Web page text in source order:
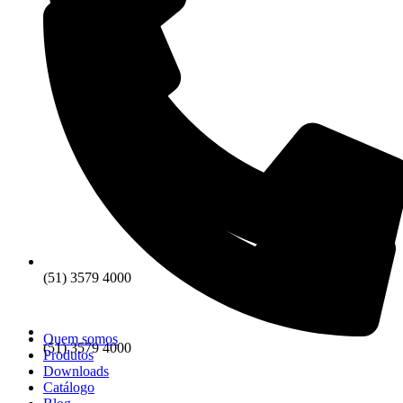
(51) 3579 4000
(51) 3579 4000
Quem somos
Produtos
Downloads
Catálogo